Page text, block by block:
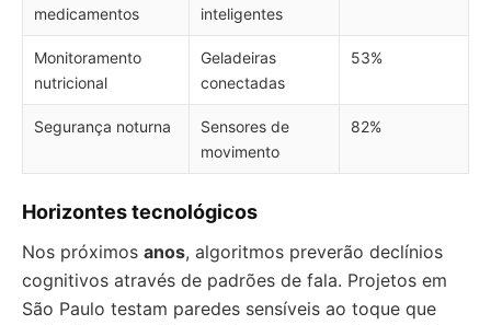
medicamentos
inteligentes
Monitoramento
nutricional
Geladeiras
conectadas
53%
Segurança noturna
Sensores de
movimento
82%
Horizontes tecnológicos
Nos próximos anos, algoritmos preverão declínios
cognitivos através de padrões de fala. Projetos em
São Paulo testam paredes sensíveis ao toque que